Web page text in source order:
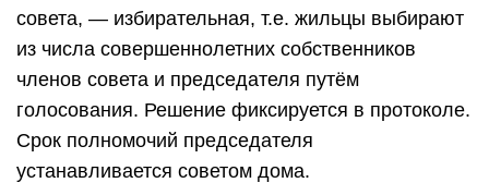
совета, — избирательная, т.е. жильцы выбирают
из числа совершеннолетних собственников
членов совета и председателя путём
голосования. Решение фиксируется в протоколе.
Срок полномочий председателя
устанавливается советом дома.